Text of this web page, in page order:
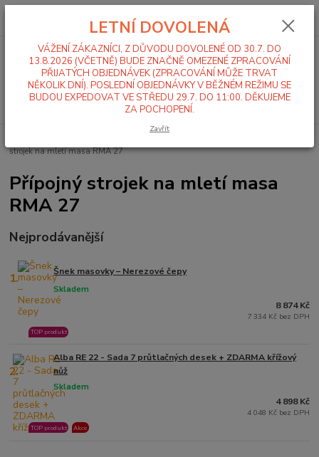
Menu
Hledat
0,00 Kč
strojek na mletí masa RMA 27
Přípojný strojek na mletí masa
RMA 27
Nejprodávanější
1. Šnek masovky – Nerezové čepy
Skladem
TOP produkt
8 874 Kč
7 334 Kč bez DPH
2.
Alba RE 22 - Sada 7 průtlačných desek + ZDARMA křížový
nůž
Skladem
TOP produkt Akce
4 898 Kč
4 048 Kč bez DPH
LETNÍ DOVOLENÁ
VÁŽENÍ ZÁKAZNÍCI, Z DŮVODU DOVOLENÉ OD 30.7. DO
13.8.2026 (VČETNĚ) BUDE ZNAČNĚ OMEZENÉ ZPRACOVÁNÍ
PŘIJATÝCH OBJEDNÁVEK (ZPRACOVÁNÍ MŮŽE TRVAT
NĚKOLIK DNÍ). POSLEDNÍ OBJEDNÁVKY V BĚŽNÉM REŽIMU SE
BUDOU EXPEDOVAT VE STŘEDU 29.7. DO 11:00. DĚKUJEME
ZA POCHOPENÍ.
Zavřít